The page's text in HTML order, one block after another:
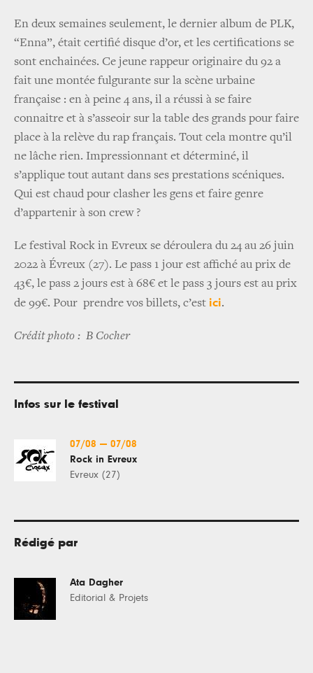
En deux semaines seulement, le dernier album de PLK,
“Enna”, était certifié disque d’or, et les certifications se
sont enchainées. Ce jeune rappeur originaire du 92 a
fait une montée fulgurante sur la scène urbaine
française : en à peine 4 ans, il a réussi à se faire
connaitre et à s’asseoir sur la table des grands pour faire
place à la relève du rap français. Tout cela montre qu’il
ne lâche rien. Impressionnant et déterminé, il
s’applique tout autant dans ses prestations scéniques.
Qui est chaud pour clasher les gens et faire genre
d’appartenir à son crew ?
Le festival Rock in Evreux se déroulera du 24 au 26 juin
2022 à Évreux (27). Le pass 1 jour est affiché au prix de
43€, le pass 2 jours est à 68€ et le pass 3 jours est au prix
de 99€. Pour prendre vos billets, c’est ici.
Crédit photo : B Cocher
Infos sur le festival
07/08 — 07/08
Rock in Evreux
Évreux (27)
Rédigé par
Ata Dagher
Editorial & Projets